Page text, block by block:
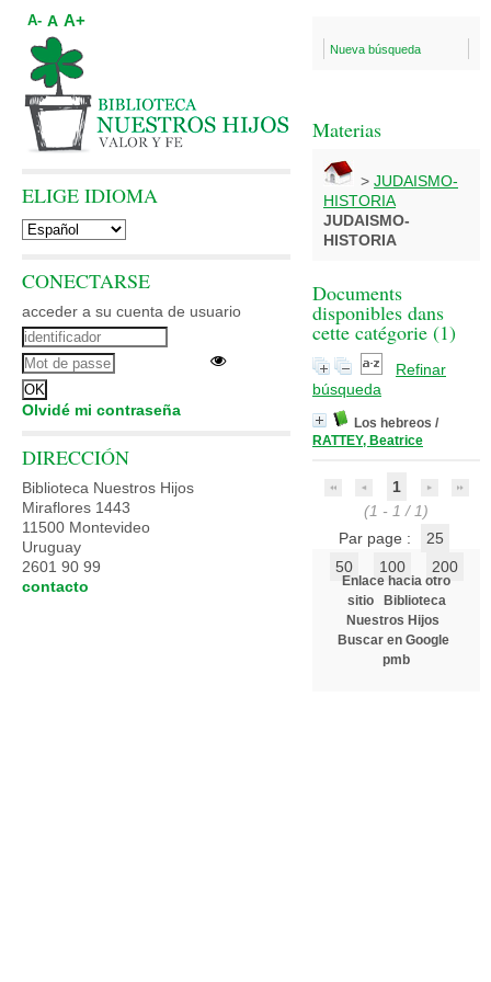
Nueva búsqueda
Materias
> JUDAISMO-
HISTORIA
JUDAISMO-
HISTORIA
Documents
disponibles dans
cette catégorie (1)
Refinar
búsqueda
Los hebreos /
RATTEY, Beatrice
1
(1 - 1 / 1)
Par page :
25
50
100 200
Enlace hacia otro
sitio
Biblioteca
Nuestros Hijos
Buscar en Google
pmb
A- A A+
ELIGE IDIOMA
CONECTARSE
acceder a su cuenta de usuario
Olvidé mi contraseña
DIRECCIÓN
Biblioteca Nuestros Hijos
Miraflores 1443
11500 Montevideo
Uruguay
2601 90 99
contacto